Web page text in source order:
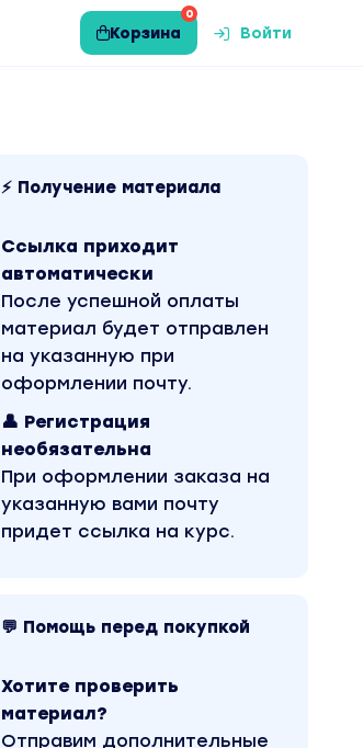
0
Корзина Войти
⚡ Получение материала
Ссылка приходит
автоматически
После успешной оплаты
материал будет отправлен
на указанную при
оформлении почту.
👤 Регистрация
необязательна
При оформлении заказа на
указанную вами почту
придет ссылка на курс.
💬 Помощь перед покупкой
Хотите проверить
материал?
Отправим дополнительные